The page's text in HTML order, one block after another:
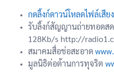
กดลิ้งก์ดาวน์โหลดไฟล์เสีย
รับลิ้งก์สัญญานถ่ายทอดสด
128Kb/s http://
สมาคมสื่อช่อสะอาด
มูลนิธิต่อต้านการทุจริต